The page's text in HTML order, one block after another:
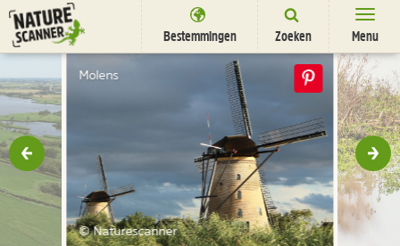
Ga
naar
content
Bestemmingen Zoeken Menu
Bestemmingen
Overnachten
Activiteiten
Natuurparken
Molens
© Naturescanner